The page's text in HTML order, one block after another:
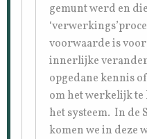
gemunt werd en
voorwaarde is
innerlijke
opgedane kennis
om het werkelijk
het systeem. In
komen we in deze